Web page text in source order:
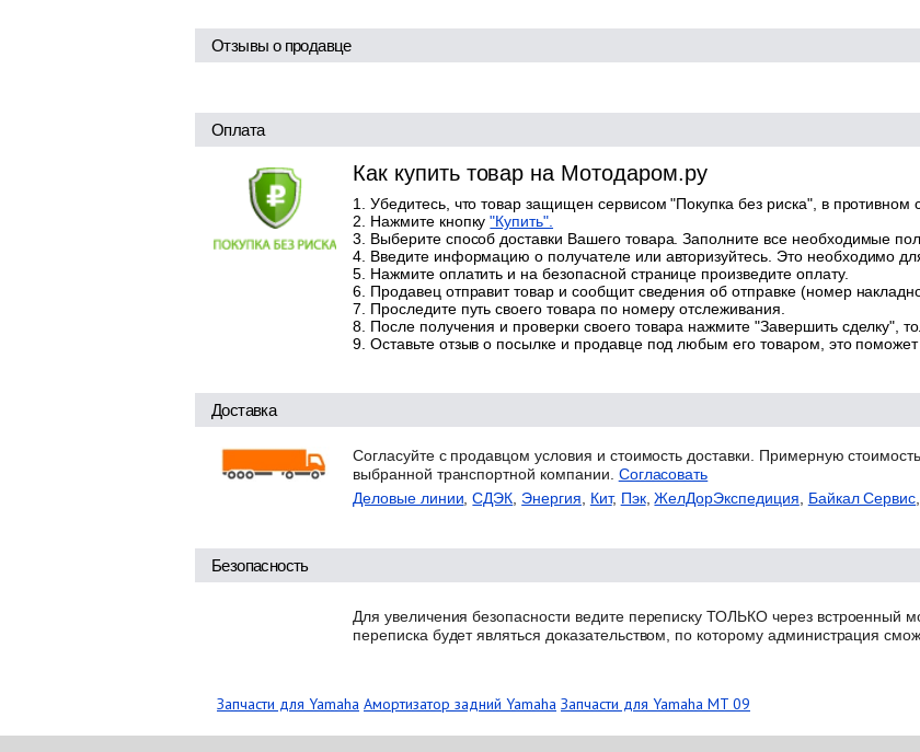
Отзывы о продавце
Оплата
Как купить товар на Мотодаром.ру
Убедитесь, что товар защищен сервисом "Покупка без риска", в противном
Нажмите кнопку"Купить".
Выберите способ доставки Вашего товара. Заполните все необходимые
Введите информацию о получателе или авторизуйтесь. Это необходимо
Нажмите оплатить и на безопасной странице произведите оплату.
Продавец отправит товар и сообщит сведения об отправке (номер
Проследите путь своего товара по номеру отслеживания.
После получения и проверки своего товара нажмите "Завершить сделку",
Оставьте отзыв о посылке и продавце под любым его товаром, это
Доставка
Согласуйте с продавцом условия и стоимость доставки. Примерную
выбранной транспортной компании. Согласовать
Деловые линии ,СДЭК Энергия Кит, Пэк,ЖелДорЭкспедиция Байкал Сервис
Безопасность
Для увеличения безопасности ведите переписку ТОЛЬКО через встроенный
переписка будет являться доказательством, по которому администрация
Запчасти для Yamaha Амортизатор задний Yamaha Запчасти для Yamaha MT 09